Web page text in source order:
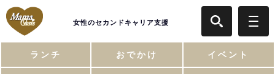
女性のセカンドキャリア支援
ランチ おでかけ イベント